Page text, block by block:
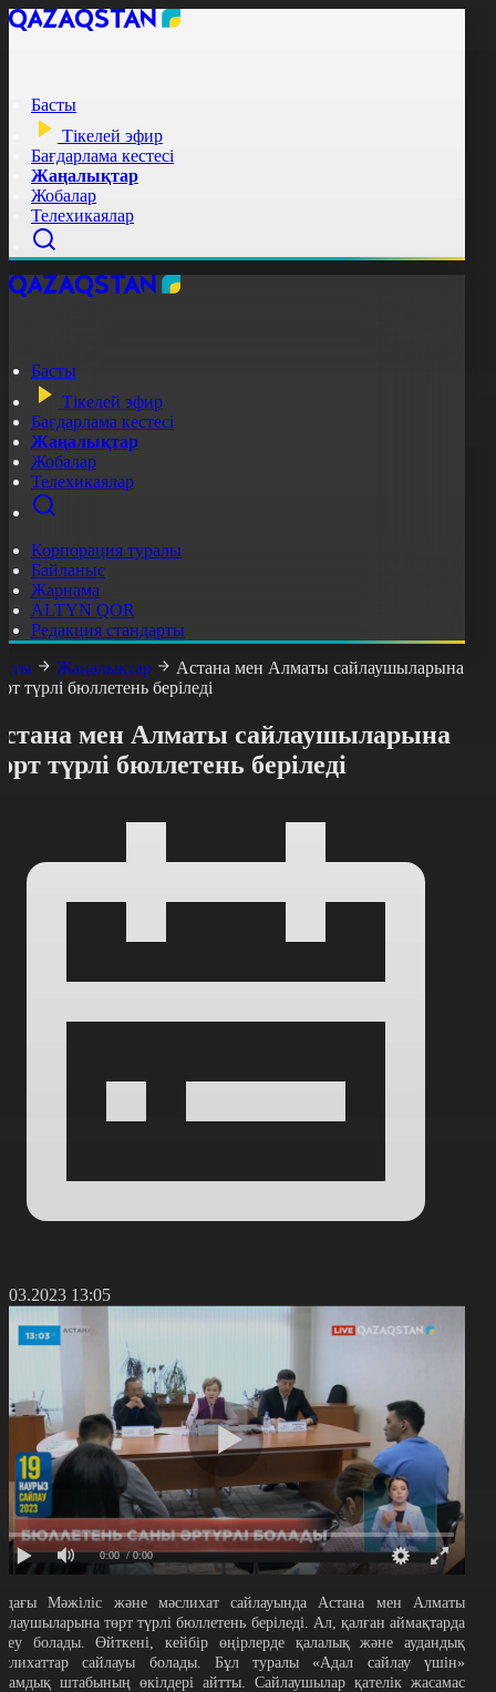
Басты
Тікелей эфир
Бағдарлама кестесі
Жаңалықтар
Жобалар
Телехикаялар
Басты
Тікелей эфир
Бағдарлама кестесі
Жаңалықтар
Жобалар
Телехикаялар
Корпорация туралы
Байланыс
Жарнама
ALTYN QOR
Редакция стандарты
Жаңалықтар
Астана мен Алматы сайлаушыларына
түрлі бюллетень беріледі
мен Алматы сайлаушыларына
түрлі бюллетень беріледі
13:05
0:00 / 0:00
Мәжіліс және мәслихат сайлауында Астана мен Алматы
төрт түрлі бюллетень беріледі. Ал, қалған аймақтарда
болады. Өйткені, кейбір өңірлерде қалалық және аудандық
сайлауы болады. Бұл туралы «Адал сайлау үшін»
штабының өкілдері айтты. Сайлаушылар қателік жасамас